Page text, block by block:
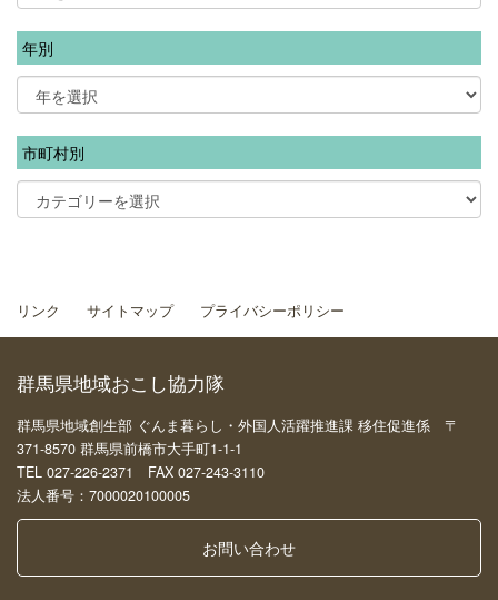
年別
市町村別
リンク サイトマップ プライバシーポリシー
群馬県地域おこし協力隊
群馬県地域創生部 ぐんま暮らし・外国人活躍推進課 移住促進係 〒
371-8570 群馬県前橋市大手町1-1-1
TEL 027-226-2371 FAX 027-243-3110
法人番号：7000020100005
お問い合わせ